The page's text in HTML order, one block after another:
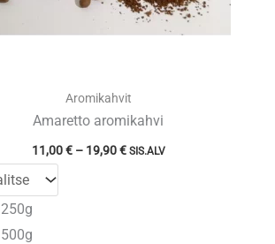
Aromikahvit
Amaretto aromikahvi
11,00€ – 19,90€Hintaluokka:
11,00 €
SIS.ALV
250g
500g